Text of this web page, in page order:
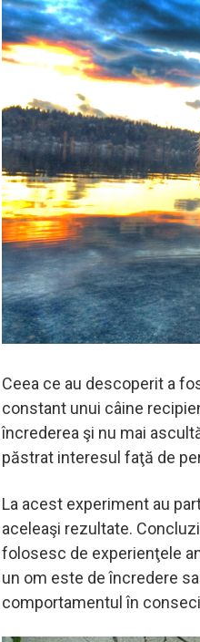
Ceea ce au descoperit a
constant unui câine
încrederea şi nu mai
păstrat interesul faţă de
La acest experiment au
aceleaşi rezultate.
folosesc de experienţele
un om este de încredere
comportamentul în